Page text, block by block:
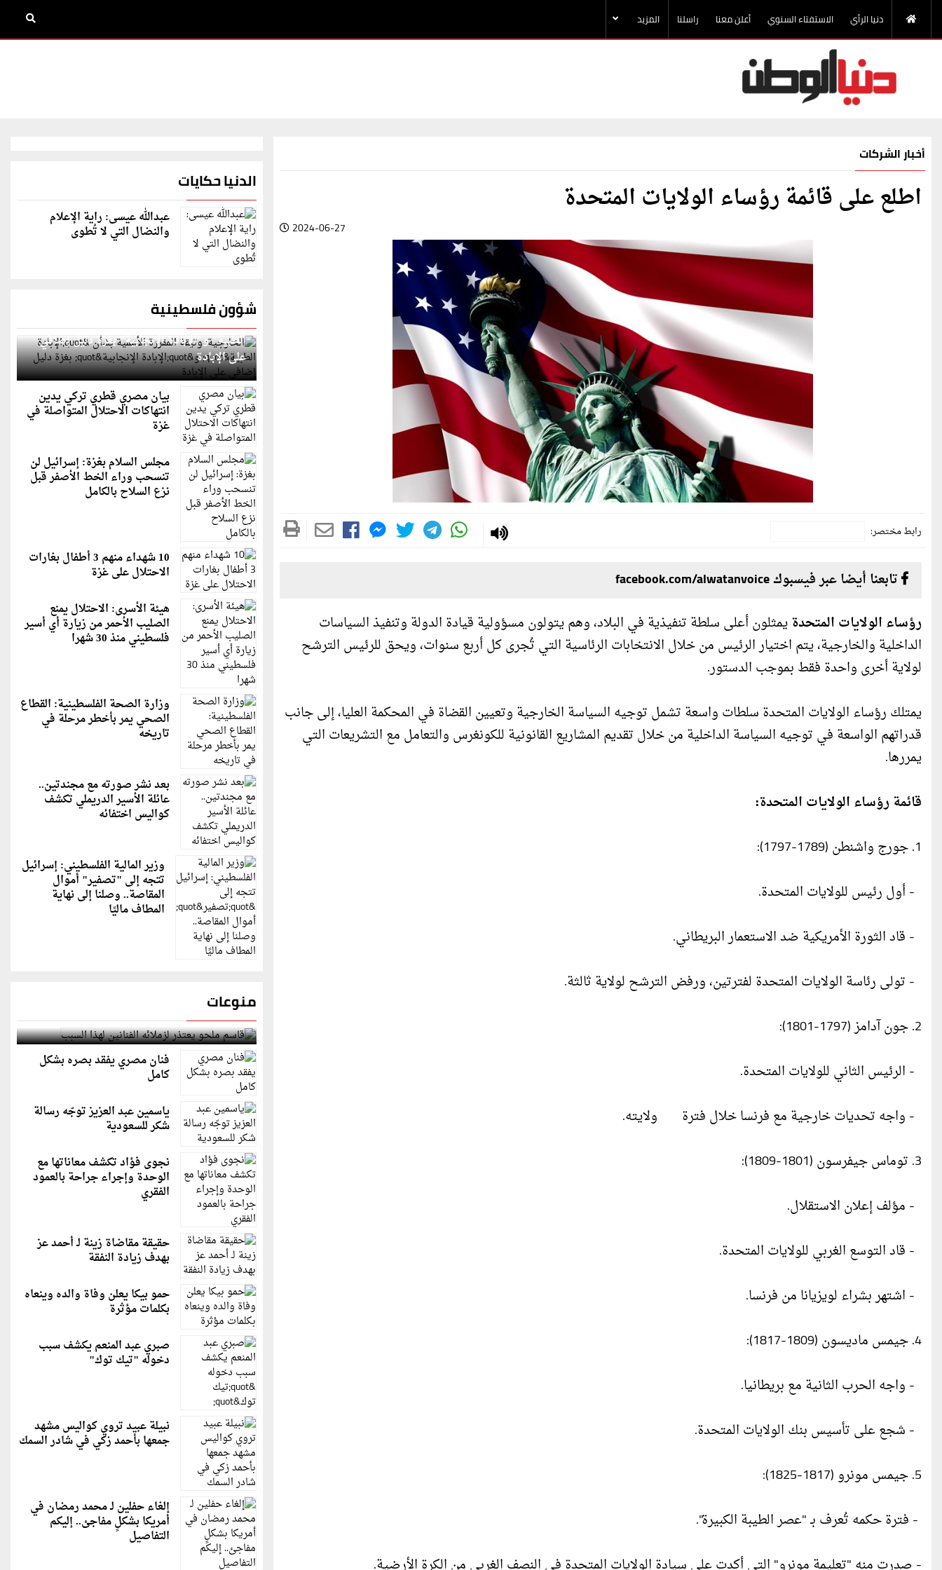
دنيا الرأي الاستفتاء السنوي أعلن معنا راسلنا المزيد
أخبار الشركات
اطلع على قائمة رؤساء الولايات المتحدة
2024-06-27
رابط مختصر:
تابعنا أيضا عبر فيسبوك facebook.com/alwatanvoice
رؤساء الولايات المتحدةيمثلون أعلى سلطة تنفيذية في البلاد، وهم يتولون مسؤولية قيادة الدولة وتنفيذ السياسات
الداخلية والخارجية، يتم اختيار الرئيس من خلال الانتخابات الرئاسية التي تُجرى كل أربع سنوات، ويحق للرئيس الترشح
لولاية أخرى واحدة فقط بموجب الدستور.
يمتلك رؤساء الولايات المتحدة سلطات واسعة تشمل توجيه السياسة الخارجية وتعيين القضاة في المحكمة العليا، إلى جانب
قدراتهم الواسعة في توجيه السياسة الداخلية من خلال تقديم المشاريع القانونية للكونغرس والتعامل مع التشريعات التي
يمررها.
قائمة رؤساء الولايات المتحدة:
1. جورج واشنطن (1789-1797):
- أول رئيس للولايات المتحدة.
- قاد الثورة الأمريكية ضد الاستعمار البريطاني.
- تولى رئاسة الولايات المتحدة لفترتين، ورفض الترشح لولاية ثالثة.
2. جون آدامز (1797-1801):
- الرئيس الثاني للولايات المتحدة.
- واجه تحديات خارجية مع فرنسا خلال فترة ولايته.
3. توماس جيفرسون (1801-1809):
- مؤلف إعلان الاستقلال.
- قاد التوسع الغربي للولايات المتحدة.
- اشتهر بشراء لويزيانا من فرنسا.
4. جيمس ماديسون (1809-1817):
- واجه الحرب الثانية مع بريطانيا.
- شجع على تأسيس بنك الولايات المتحدة.
5. جيمس مونرو (1817-1825):
- فترة حكمه تُعرف بـ "عصر الطيبة الكبيرة".
الدنيا حكايات
عبدالله عيسى: راية الإعلام
والنضال التي لا تُطوى
شؤون فلسطينية
الخارجية: وثيقة المقررة الأممية بشأن "الإبادة
الطبية" و"الإبادة الإنجابية" بغزة دليل إضافي
على الإبادة
بيان مصري قطري تركي يدين
انتهاكات الاحتلال المتواصلة في
غزة
مجلس السلام بغزة: إسرائيل لن
تنسحب وراء الخط الأصفر قبل
نزع السلاح بالكامل
10 شهداء منهم 3 أطفال بغارات
الاحتلال على غزة
هيئة الأسرى: الاحتلال يمنع
الصليب الأحمر من زيارة أي أسير
فلسطيني منذ 30 شهرا
وزارة الصحة الفلسطينية: القطاع
الصحي يمر بأخطر مرحلة في
تاريخه
بعد نشر صورته مع مجندتين..
عائلة الأسير الدريملي تكشف
كواليس اختفائه
وزير المالية الفلسطيني: إسرائيل
تتجه إلى "تصفير" أموال
المقاصة.. وصلنا إلى نهاية
المطاف ماليًا
منوعات
قاسم ملحو يعتذر لزملائه الفنانين لهذا السبب
فنان مصري يفقد بصره بشكل
كامل
ياسمين عبد العزيز توجّه رسالة
شكر للسعودية
نجوى فؤاد تكشف معاناتها مع
الوحدة وإجراء جراحة بالعمود
الفقري
حقيقة مقاضاة زينة لـ أحمد عز
بهدف زيادة النفقة
حمو بيكا يعلن وفاة والده وينعاه
بكلمات مؤثرة
صبري عبد المنعم يكشف سبب
دخوله "تيك توك"
نبيلة عبيد تروي كواليس مشهد
جمعها بأحمد زكي في شادر السمك
إلغاء حفلين لـ محمد رمضان في
أمريكا بشكلٍ مفاجئ.. إليكم
التفاصيل